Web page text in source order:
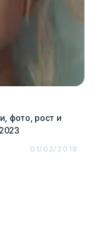
фото, рост и
01/02/2019